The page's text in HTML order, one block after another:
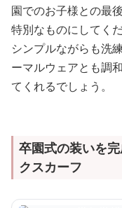
園でのお子様との最
特別なものにしてくだ
シンプルながらも洗
ーマルウェアとも調
てくれるでしょう。
卒園式の装いを
クスカーフ